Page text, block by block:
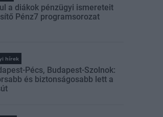
a diákok pénzügyi ismereteit
Pénz7 programsorozat
hírek
Pécs, Budapest-Szolnok:
és biztonságosabb lett a